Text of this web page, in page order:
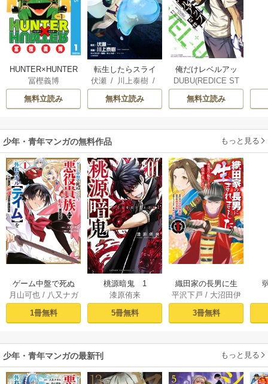
HUNTER×HUNTER
モノクロ版
冨樫義博
無料立読み
転生したらスライ
ムだった件
伏瀬/ 川上泰樹/
みっつばー
無料立読み
俺だけレベルアッ
プな件
DUBU(REDICE ST
/ Chugong
h-goon
無料立読み
少年・青年マンガの無料作品 もっと見る
ゲーム中盤で死ぬ
悪役貴族に転生し
たので、外れスキ
ル【テイム】を駆
してみた（１）
月山可也/ 八又ナガ
1冊無料
桃源暗鬼 1
漆原侑来
5冊無料
織田家の長男に生
まれました～戦国
時代に転生したけ
ど、死にたくない
ます～ 1
平沢下戸 / 大沼田伊
逸見兎歌
3冊無料
少年・青年マンガの最新刊 もっと見る